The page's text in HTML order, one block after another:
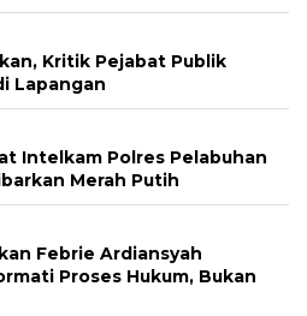
Kritik Pejabat Publik
Lapangan
Intelkam Polres Pelabuhan
Merah Putih
Febrie Ardiansyah
Proses Hukum, Bukan